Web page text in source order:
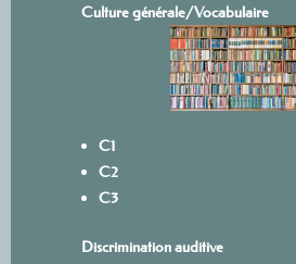
Culture générale/Vocabulaire
C1
C2
C3
Discrimination auditive